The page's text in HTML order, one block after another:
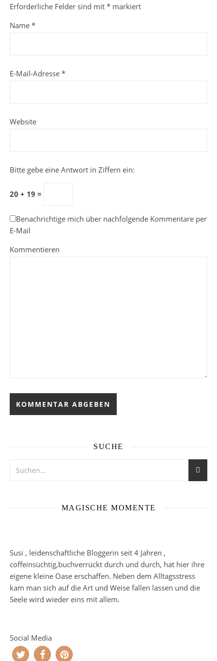
Erforderliche Felder sind mit * markiert
Name *
E-Mail-Adresse *
Website
Bitte gebe eine Antwort in Ziffern ein:
20 + 19 =
Benachrichtige mich über nachfolgende Kommentare per
E-Mail
Kommentieren
SUCHE
MAGISCHE MOMENTE
Susi , leidenschaftliche Bloggerin seit 4 Jahren ,
coffeinsüchtig,buchverrückt durch und durch, hat hier ihre
eigene kleine Oase erschaffen. Neben dem Alltagsstress
kam man sich auf die Art und Weise fallen lassen und die
Seele wird wieder eins mit allem.
Social Media